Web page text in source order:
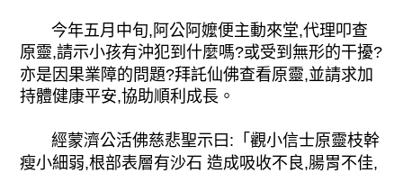
今年五月中旬,阿公阿嬤便主動來堂,代理叩查
原靈,請示小孩有沖犯到什麼嗎?或受到無形的干擾?
亦是因果業障的問題?拜託仙佛查看原靈,並請求加
持體健康平安,協助順利成長。
經蒙濟公活佛慈悲聖示曰:「觀小信士原靈枝幹
瘦小細弱,根部表層有沙石 造成吸收不良,腸胃不佳,